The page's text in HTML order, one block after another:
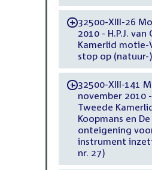
-32500-XIII-26
2010 - H.P.J.
Kamerlid motie-
stop op
-32500-XIII-141
november 2010 -
Tweede
Koopmans en
onteigening
instrument
nr. 27)